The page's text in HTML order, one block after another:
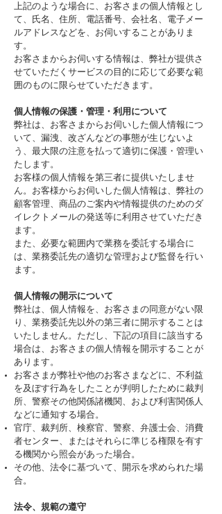
上記のような場合に、お客さまの個人情報とし
て、氏名、住所、電話番号、会社名、電子メー
ルアドレスなどを、お伺いすることがありま
す。
お客さまからお伺いする情報は、弊社が提供さ
せていただくサービスの目的に応じて必要な範
囲のものに限らせていただきます。
個人情報の保護・管理・利用について
弊社は、お客さまからお伺いした個人情報につ
いて、漏洩、改ざんなどの事態が生じないよ
う、最大限の注意を払って適切に保護・管理い
たします。
お客様の個人情報を第三者に提供いたしませ
ん。お客様からお伺いした個人情報は、弊社の
顧客管理、商品のご案内や情報提供のためのダ
イレクトメールの発送等に利用させていただき
ます。
また、必要な範囲内で業務を委託する場合に
は、業務委託先の適切な管理および監督を行い
ます。
個人情報の開示について
弊社は、個人情報を、お客さまの同意がない限
り、業務委託先以外の第三者に開示することは
いたしません。ただし、下記の項目に該当する
場合は、お客さまの個人情報を開示することが
あります。
お客さまが弊社や他のお客さまなどに、不利益
を及ぼす行為をしたことが判明したために裁判
所、警察その他関係諸機関、および利害関係人
などに通知する場合。
官庁、裁判所、検察官、警察、弁護士会、消費
者センター、またはそれらに準じる権限を有す
る機関から照会があった場合。
その他、法令に基づいて、開示を求められた場
合。
法令、規範の遵守